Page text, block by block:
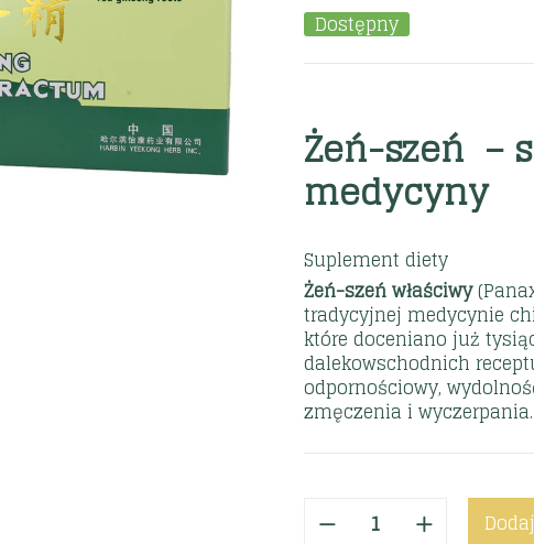
Dostępny
Żeń-szeń –
medycyny
Suplement diety
Żeń-szeń właściwy
tradycyjnej medycynie
które doceniano już
dalekowschodnich
odpornościowy,
zmęczenia i wyczerpania.